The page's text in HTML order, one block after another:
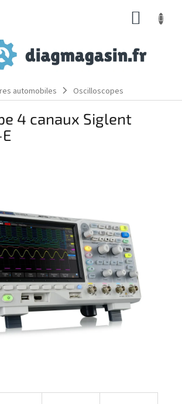
PANIER
automobiles Oscilloscopes
4 canaux Siglent